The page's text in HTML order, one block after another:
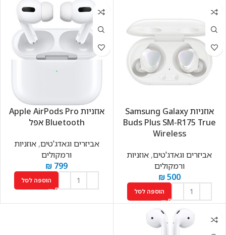
אוזניות Samsung Galaxy
Buds Plus SM-R175 True
Wireless
אביזרים וגאדג'טים, אוזניות
ורמקולים
₪500
הוספה לסל
אוזניות Apple AirPods Pro
Bluetooth אפל
אביזרים וגאדג'טים,אוזניות
ורמקולים
₪ 799
הוספה לסל